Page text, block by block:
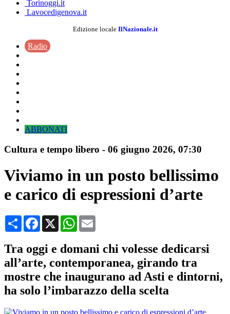
Torinoggi.it
Lavocedigenova.it
Edizione locale IlNazionale.it
Radio
ABBONATI
Cultura e tempo libero - 06 giugno 2026, 07:30
Viviamo in un posto bellissimo
e carico di espressioni d’arte
CondividiFacebook
X WhatsApp
Tra oggi e domani chi volesse dedicarsi
all’arte, contemporanea, girando tra
mostre che inaugurano ad Asti e dintorni,
ha solo l’imbarazzo della scelta